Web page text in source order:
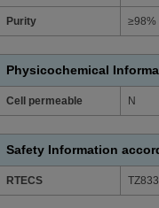
Purity ≥98%
Physicochemical
Cell permeable N
Safety Information
RTECS